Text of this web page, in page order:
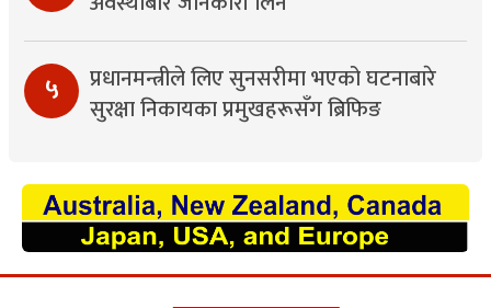
५
प्रधानमन्त्रीले लिए सुनसरीमा भएको घटनाबारे
सुरक्षा निकायका प्रमुखहरूसँग ब्रिफिङ